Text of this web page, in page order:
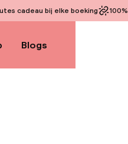
cadeau bij elke boeking 100%
Blogs